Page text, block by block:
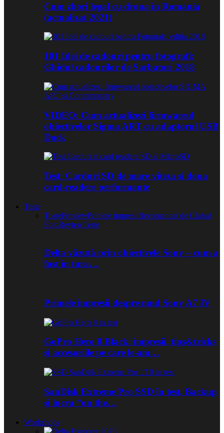
Cum zbori legal cu drona in Romania
(actualizat 2021)
101 Idei de cadouri pentru fotografi:
Ghidul cadourilor de Sarbatori 2018
VIDEO: Cum actualizezi firmwareul
obiectivelor Sigma ART cu adaptorul USB
Dock
Test: Carduri SD de mare viteza si doua
card-readere performante
Teste
ToatePreviewPrimele impresiiRecomandat de Clubul
FotoReviewTeste
Delta văzută prin obiectivele Sony – cum a
fost în tura…
Primele impresii despre noul Sony A7 IV
GoPro Hero 8 Black: impresii, tips&tricks
și accesoriile pe care le-am…
SanDisk Extreme Pro SSD în test. Backup
și lucru ”on the…
Workshops